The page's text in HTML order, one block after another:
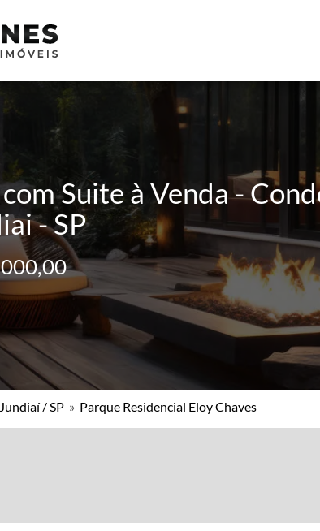
Suite à Venda -
- SP
Jundiaí / SP » Parque Residencial Eloy Chaves